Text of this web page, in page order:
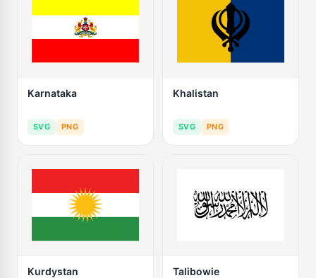
Karnataka
SVG PNG
Khalistan
SVG PNG
Kurdystan Talibowie